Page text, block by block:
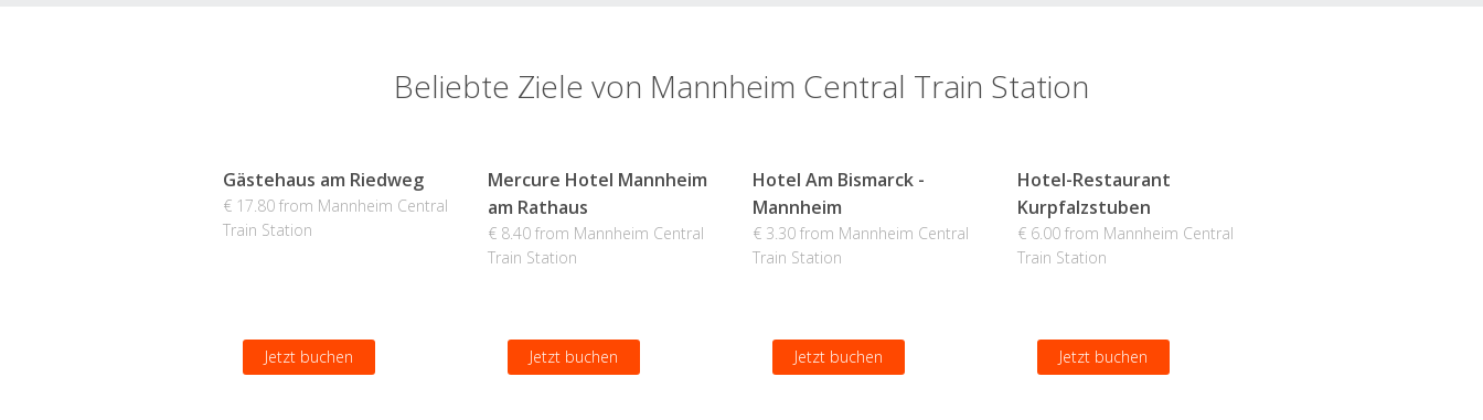
Beliebte Ziele von Mannheim Central Train Station
Gästehaus am Riedweg
€ 17.80 from Mannheim Central
Train Station
Jetzt buchen
Mercure Hotel Mannheim
am Rathaus
€ 8.40 from Mannheim Central
Train Station
Jetzt buchen
Hotel Am Bismarck -
Mannheim
€ 3.30 from Mannheim Central
Train Station
Jetzt buchen
Hotel-Restaurant
Kurpfalzstuben
€ 6.00 from Mannheim Central
Train Station
Jetzt buchen